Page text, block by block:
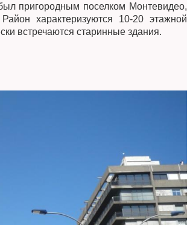
пригородным поселком Монтевидео,
характеризуются 10-20 этажной
встречаются старинные здания.